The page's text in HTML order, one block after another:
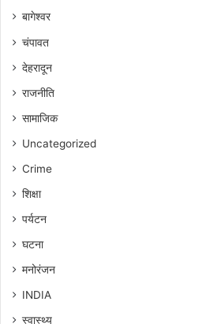
बागेश्वर
चंपावत
देहरादून
राजनीति
सामाजिक
Uncategorized
Crime
शिक्षा
पर्यटन
घटना
मनोरंजन
INDIA
स्वास्थ्य